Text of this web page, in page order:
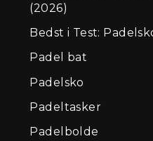
(2026)
Bedst i Test:
Padel bat
Padelsko
Padeltasker
Padelbolde